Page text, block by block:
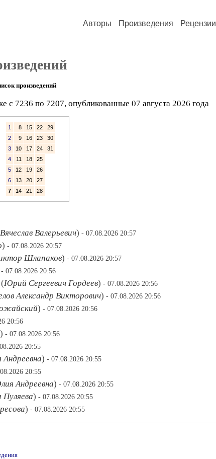
Авторы Произведения Рецензии
произведений
с 7236 по 7207, опубликованные 07 августа 2026 года
1 8 15 22
29
2
9 16 23
30
3
10 17 24
31
4
11 18
25
5
12 19
26
6
13 20
27
7
14 21 28
Валерьевич) - 07.08.2026 20:57
) - 07.08.2026 20:57
Шлапаков) - 07.08.2026 20:57
- 07.08.2026 20:56
(Юрий Сергеевич Гордеев) - 07.08.2026 20:56
Александр Викторович) - 07.08.2026 20:56
) - 07.08.2026 20:56
20:56
) - 07.08.2026 20:56
20:55
) - 07.08.2026 20:55
20:55
Андреевна) - 07.08.2026 20:55
) - 07.08.2026 20:55
) - 07.08.2026 20:55